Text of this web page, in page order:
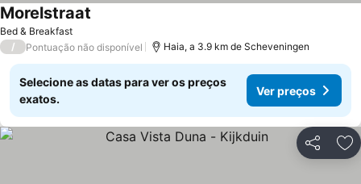
Bed & Breakfast
Morelstraat
/ Pontuação não disponível Haia, a 3.9 km de Scheveningen
Selecione as datas para ver os preços
exatos.
Ver preços
Partilhar